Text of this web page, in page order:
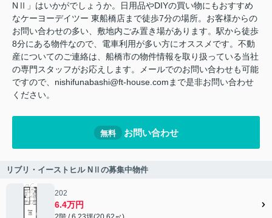
NⅡ」はいかがでしょうか。日用品やDIYの買い物にもおすすめ
なケーヨーデイツー 東船橋店まで徒歩7分の場所。お客様からの
お問い合わせの多い、敷地内ごみ置き場があります。駅から徒歩
8分にある物件なので、電車利用が多い方にオススメです。不動
産についてのご連絡は、船橋市の物件情報を取り扱っている当社
の専門スタッフがお応えします。メールでのお問い合わせも可能
ですので、nishifunabashi@ft-house.comまで是非お問い合わせ
ください。
無料 お問い合わせ
リブリ・イーストヒル NⅡの募集中物件
202
6.4万円